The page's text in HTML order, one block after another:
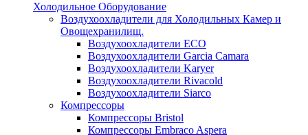
Холодильное Оборудование
Воздухоохладители для Холодильных Камер и
Овощехранилищ.
Воздухоохладители ECO
Воздухоохладители Garcia Camara
Воздухоохладители Karyer
Воздухоохладители Rivacold
Воздухоохладители Siarco
Компрессоры
Компрессоры Bristol
Компрессоры Embraco Aspera